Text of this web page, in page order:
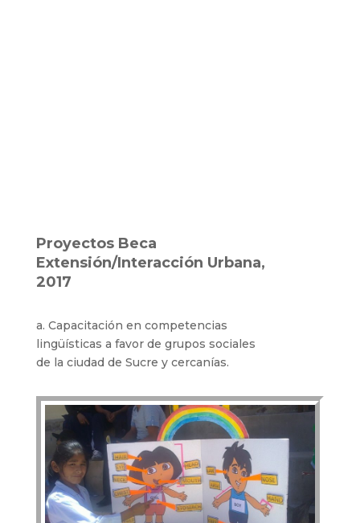
Proyectos Beca
Extensión/Interacción Urbana,
2017
a. Capacitación en competencias
lingüísticas a favor de grupos sociales
de la ciudad de Sucre y cercanías.